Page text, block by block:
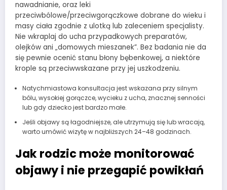
nawadnianie, oraz leki
przeciwbólowe/przeciwgorączkowe dobrane do wieku i
masy ciała zgodnie z ulotką lub zaleceniem specjalisty.
Nie wkraplaj do ucha przypadkowych preparatów,
olejków ani „domowych mieszanek”. Bez badania nie da
się pewnie ocenić stanu błony bębenkowej, a niektóre
krople są przeciwwskazane przy jej uszkodzeniu.
Natychmiastowa konsultacja jest wskazana przy silnym
bólu, wysokiej gorączce, wycieku z ucha, znacznej senności
lub gdy dziecko jest bardzo małe.
Jeśli objawy są łagodniejsze, ale utrzymują się lub wracają,
warto umówić wizytę w najbliższych 24–48 godzinach.
Jak rodzic może monitorować
objawy i nie przegapić powikłań